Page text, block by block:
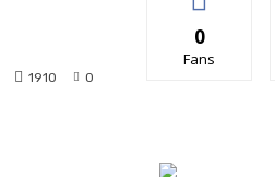
0
1910
0
Fans